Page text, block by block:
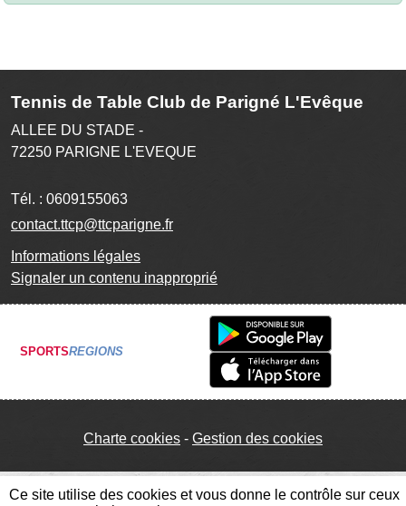
Tennis de Table Club de Parigné L'Evêque
ALLEE DU STADE -
72250 PARIGNE L'EVEQUE
Tél. : 0609155063
contact.ttcp@ttcparigne.fr
Informations légales
Signaler un contenu inapproprié
SPORTSREGIONS
Charte cookies Gestion des cookies
Ce site utilise des cookies et vous donne le contrôle sur ceux